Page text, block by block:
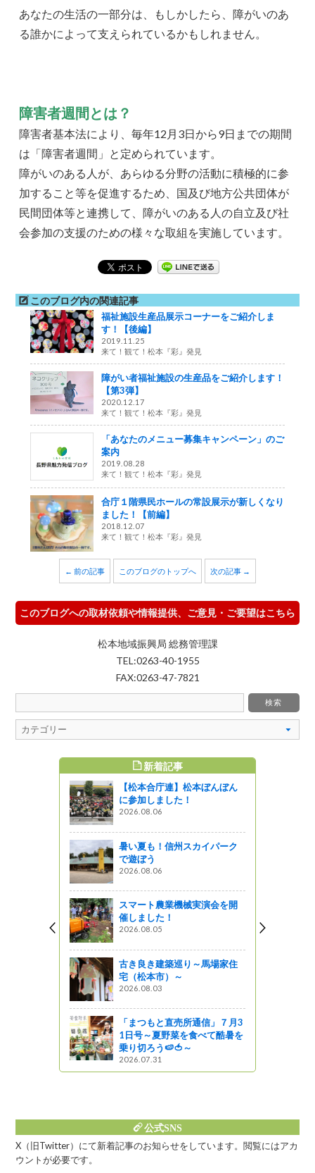
あなたの生活の一部分は、もしかしたら、障がいのあ
る誰かによって支えられているかもしれません。
障害者週間とは？
障害者基本法により、毎年12月3日から9日までの期間
は「障害者週間」と定められています。
障がいのある人が、あらゆる分野の活動に積極的に参
加すること等を促進するため、国及び地方公共団体が
民間団体等と連携して、障がいのある人の自立及び社
会参加の支援のための様々な取組を実施しています。
このブログ内の関連記事
福祉施設生産品展示コーナーをご紹介しま
す！【後編】
2019.11.25
来て！観て！松本『彩』発見
障がい者福祉施設の生産品をご紹介します！
【第3弾】
2020.12.17
来て！観て！松本『彩』発見
「あなたのメニュー募集キャンペーン」のご
案内
2019.08.28
来て！観て！松本『彩』発見
合庁１階県民ホールの常設展示が新しくなり
ました！【前編】
2018.12.07
来て！観て！松本『彩』発見
← 前の記事 このブログのトップへ 次の記事 →
このブログへの取材依頼や情報提供、ご意見・ご要望はこちら
松本地域振興局 総務管理課
TEL:0263-40-1955
FAX:0263-47-7821
新着記事
【松本合庁連】松本ぼんぼん
に参加しました！
2026.08.06
暑い夏も！信州スカイパーク
で遊ぼう
2026.08.06
スマート農業機械実演会を開
催しました！
2026.08.05
古き良き建築巡り～馬場家住
宅（松本市）～
2026.08.03
「まつもと直売所通信」７月3
1日号～夏野菜を食べて酷暑を
乗り切ろう🍉🍅～
2026.07.31
公式SNS
X（旧Twitter）にて新着記事のお知らせをしています。閲覧にはアカ
ウントが必要です。